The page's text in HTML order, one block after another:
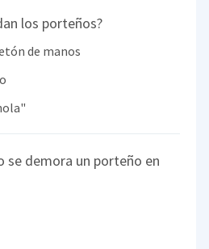
los porteños?
de manos
se demora un porteño en